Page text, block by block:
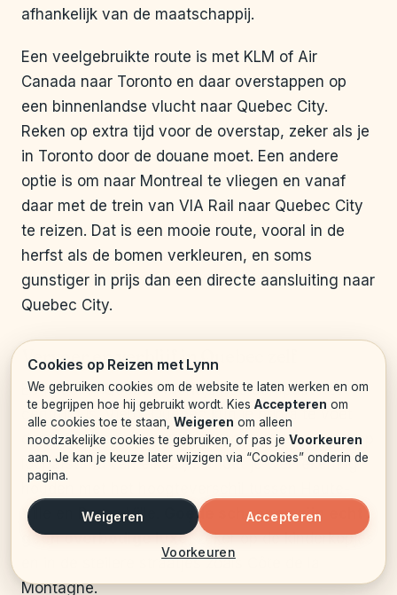
afhankelijk van de maatschappij.
Een veelgebruikte route is met KLM of Air
Canada naar Toronto en daar overstappen op
een binnenlandse vlucht naar Quebec City.
Reken op extra tijd voor de overstap, zeker als je
in Toronto door de douane moet. Een andere
optie is om naar Montreal te vliegen en vanaf
daar met de trein van VIA Rail naar Quebec City
te reizen. Dat is een mooie route, vooral in de
herfst als de bomen verkleuren, en soms
gunstiger in prijs dan een directe aansluiting naar
Quebec City.
Vervoer en verblijf in Quebec zelf
Eenmaal in Quebec merk je hoe compact het
centrum is. Vieux-Quebec kun je prima te voet
doen. De meestebezienswaardighedenliggen op
loopafstand van elkaar, al moet je wel rekening
Ville en Basse-Ville.
Goede schoenen zijn echt
geen overbodige luxe, zeker op de kinderkopjes
en in de steilere straatjes zoals Côte de la
Montagne.
Cookies op Reizen met Lynn
We gebruiken cookies om de website te laten werken en om
te begrijpen hoe hij gebruikt wordt. Kies Accepteren om
alle cookies toe te staan, Weigeren om alleen
noodzakelijke cookies te gebruiken, of pas je Voorkeuren
aan. Je kan je keuze later wijzigen via “Cookies” onderin de
pagina.
Weigeren
Voorkeuren
Accepteren